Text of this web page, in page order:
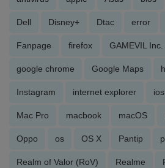
Dell Disney+ Dtac error
Fanpage firefox GAMEVIL Inc.
google chrome Google Maps
Instagram internet explorer ios
Mac Pro macbook macOS
Oppo os OS X Pantip
Realm of Valor (RoV) Realme